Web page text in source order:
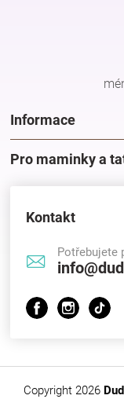
Informace
Pro maminky a
Kontakt
Potřebujete
Copyright 2026